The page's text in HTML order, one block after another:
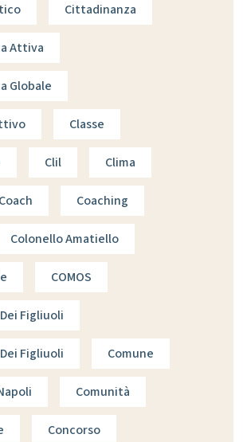
Cittadinanza
Attiva
Globale
Classe
Clil Clima
Coach Coaching
Colonello Amatiello
COMOS
Figliuoli
Figliuoli Comune
Comunità
Concorso